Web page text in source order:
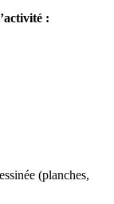
:
(planches,